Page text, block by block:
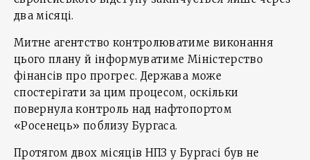
два місяці.
Митне агентство контролюватиме виконання
цього плану й інформуватиме Міністерство
фінансів про прогрес. Держава може
спостерігати за цим процесом, оскільки
повернула контроль над нафтопортом
«Росенець» поблизу Бургаса.
Протягом двох місяців НПЗ у Бургасі був не